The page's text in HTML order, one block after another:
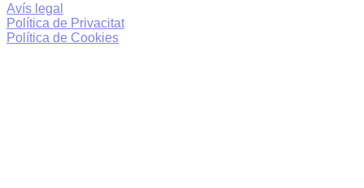
Avís legal
Política de Privacitat
Política de Cookies